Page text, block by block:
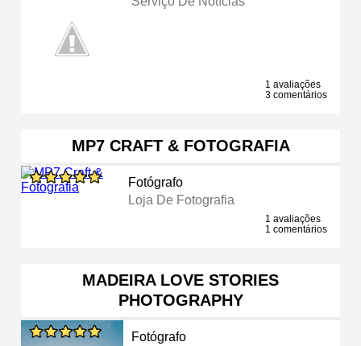
1 avaliações
3 comentários
MP7 CRAFT & FOTOGRAFIA
Fotógrafo
Loja De Fotografia
1 avaliações
1 comentários
MADEIRA LOVE STORIES
PHOTOGRAPHY
Fotógrafo